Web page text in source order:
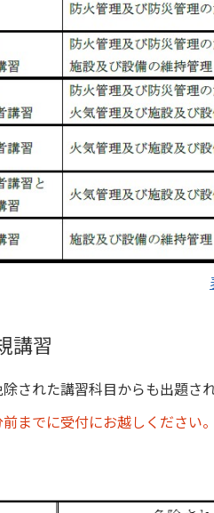
講習
された講習科目からも出題され
までに受付にお越しください。